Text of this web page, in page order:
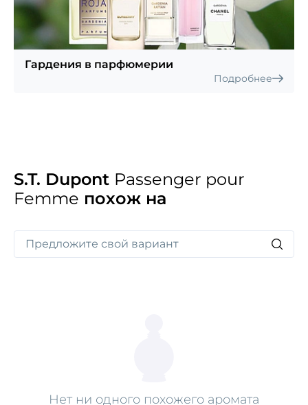
Гардения в парфюмерии
Подробнее
S.T. Dupont Passenger pour
Femme похож на
Нет ни одного похожего аромата